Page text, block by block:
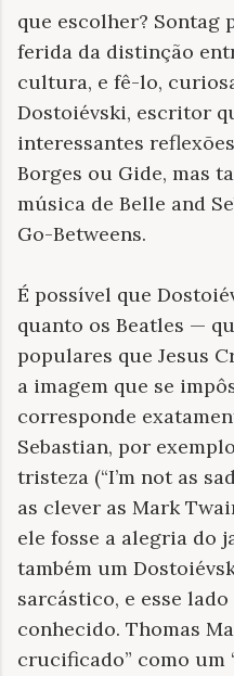
que escolher? Sontag
ferida da distinção
cultura, e fê-lo,
Dostoiévski, escritor
interessantes
Borges ou Gide, mas
música de Belle and
Go-Betweens.
É possível que
quanto os Beatles —
populares que Jesus
a imagem que se
corresponde
Sebastian, por
tristeza (“I’m not as
as clever as Mark
ele fosse a alegria do
também um
sarcástico, e esse
conhecido. Thomas
crucificado” como um